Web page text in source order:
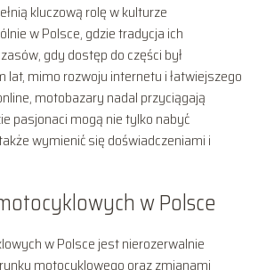
kluczową rolę w kulturze
w Polsce, gdzie tradycja ich
gdy dostęp do części był
lat, mimo rozwoju internetu i łatwiejszego
motobazary nadal przyciągają
pasjonaci mogą nie tylko nabyć
wymienić się doświadczeniami i
w Polsce
w Polsce jest nierozerwalnie
motocyklowego oraz zmianami